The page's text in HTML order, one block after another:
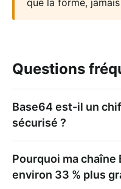
que la forme,
Questions
Base64 est-il un
sécurisé ?
Pourquoi ma
environ 33 % plus